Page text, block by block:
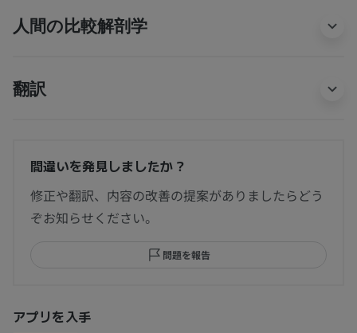
人間の比較解剖学
翻訳
間違いを発見しましたか？
修正や翻訳、内容の改善の提案がありましたらどう
ぞお知らせください。
問題を報告
アプリを入手